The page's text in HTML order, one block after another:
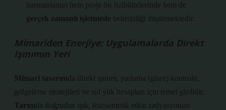
harmanlama) hem proje ön fizibilitelerinde hem de
gerçek zamanlı işletmede belirsizliği düşürmektedir.
Mimariden Enerjiye: Uygulamalarda Direkt
Işınımın Yeri
Mimari tasarımda direkt ışınım, parlama (glare) kontrolü,
gölgeleme stratejileri ve ısıl yük hesapları için temel girdidir.
Tarımda doğrudan ışık, fotosentetik etkin radyasyonun